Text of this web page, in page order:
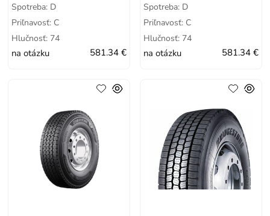
Spotreba: D
Priľnavosť: C
Hlučnosť: 74
na otázku 581.34 €
Spotreba: D
Priľnavosť: C
Hlučnosť: 74
na otázku 581.34 €